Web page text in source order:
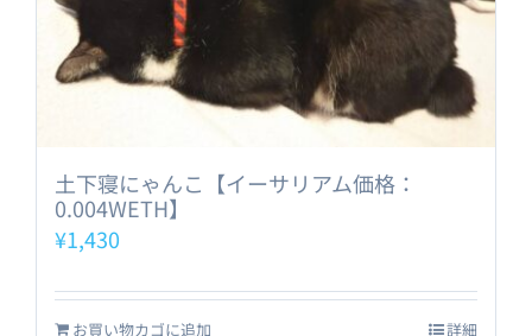
土下寝にゃんこ【イーサリアム価格：
0.004WETH】
¥1,430
お買い物カゴに追加 詳細